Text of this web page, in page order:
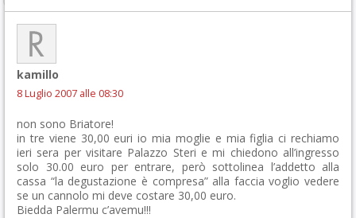
kamillo
8 Luglio 2007 alle 08:30
non sono Briatore!
in tre viene 30,00 euri io mia moglie e mia figlia ci rechiamo
ieri sera per visitare Palazzo Steri e mi chiedono all’ingresso
solo 30.00 euro per entrare, però sottolinea l’addetto alla
cassa “la degustazione è compresa” alla faccia voglio vedere
se un cannolo mi deve costare 30,00 euro.
Biedda Palermu c’avemu!!!